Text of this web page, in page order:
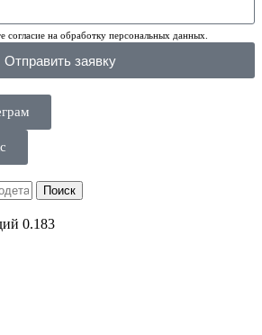
согласие на обработку персональных данных.
Отправить заявку
Поиск
0.183